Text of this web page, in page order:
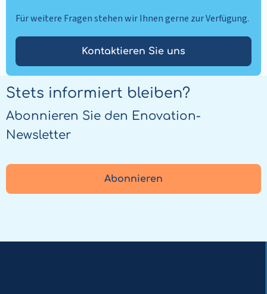
Für weitere Fragen stehen wir Ihnen gerne zur Verfügung.
Kontaktieren Sie uns
Stets informiert bleiben?
Abonnieren Sie den Enovation-
Newsletter
Abonnieren